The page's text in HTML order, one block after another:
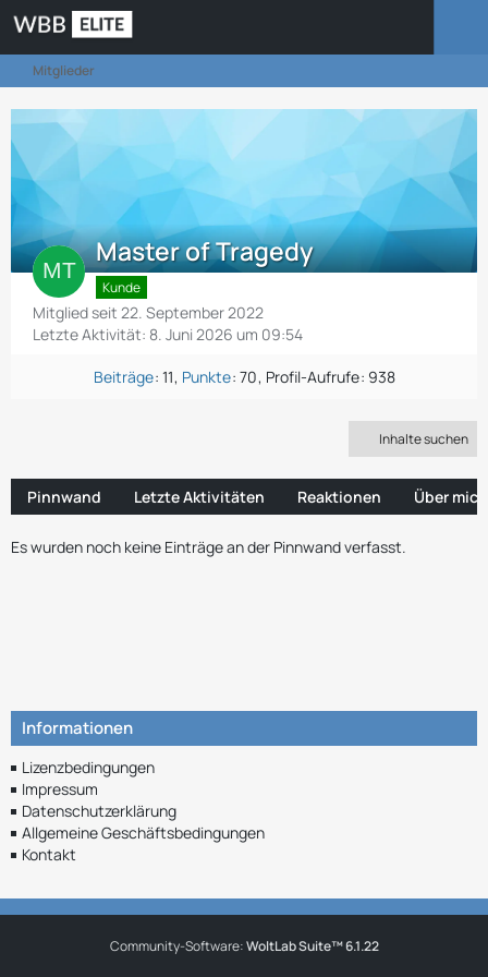
Mitglieder
Master of Tragedy
Kunde
Mitglied seit 22. September 2022
Letzte Aktivität: 8. Juni 2026 um 09:54
Beiträge 11 Punkte 70 Profil-Aufrufe 938
Inhalte suchen
Pinnwand Letzte Aktivitäten Reaktionen Über mich
Es wurden noch keine Einträge an der Pinnwand verfasst.
Informationen
Lizenzbedingungen
Impressum
Datenschutzerklärung
Allgemeine Geschäftsbedingungen
Kontakt
Community-Software:WoltLab Suite™ 6.1.22